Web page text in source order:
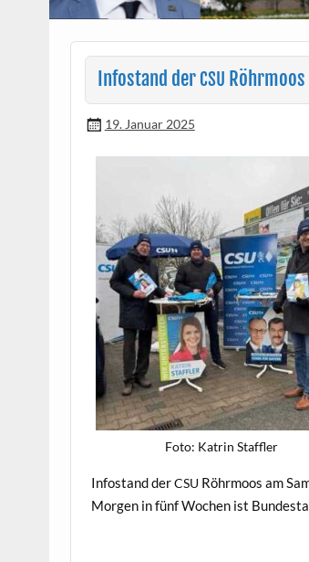
Infostand der CSU
19. Januar 2025
Foto: Katrin Staffler
Info­s­tand derCSU Röhrmoos am
Mor­gen in fünf Wochen ist